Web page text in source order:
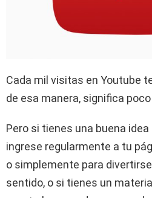
Cada mil visitas en Youtube
de esa manera, significa
Pero si tienes una buena
ingrese regularmente a tu
o simplemente para
sentido, o si tienes un